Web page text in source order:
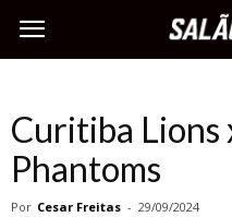
Curitiba Lions
Phantoms
Por Cesar Freitas - 29/09/2024